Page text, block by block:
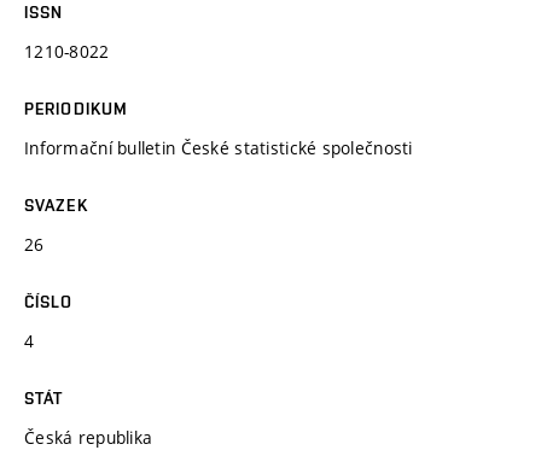
ISSN
1210-8022
PERIODIKUM
Informační bulletin České statistické společnosti
SVAZEK
26
ČÍSLO
4
STÁT
Česká republika